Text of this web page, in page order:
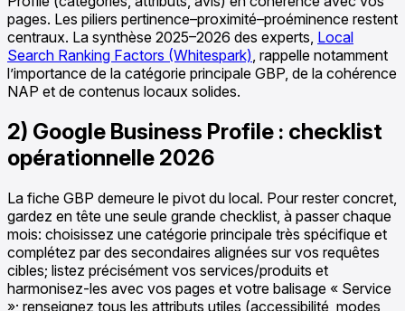
pages. Les piliers pertinence–proximité–proéminence restent
centraux. La synthèse 2025–2026 des experts, Local
Search Ranking Factors (Whitespark), rappelle notamment
l’importance de la catégorie principale GBP, de la cohérence
NAP et de contenus locaux solides.
2) Google Business Profile : checklist
opérationnelle 2026
La fiche GBP demeure le pivot du local. Pour rester concret,
gardez en tête une seule grande checklist, à passer chaque
mois: choisissez une catégorie principale très spécifique et
complétez par des secondaires alignées sur vos requêtes
cibles; listez précisément vos services/produits et
harmonisez-les avec vos pages et votre balisage « Service
»; renseignez tous les attributs utiles (accessibilité, modes